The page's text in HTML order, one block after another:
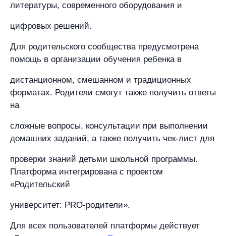
литературы, современного оборудования и
цифровых решений.
Для родительского сообщества предусмотрена
помощь в организации обучения ребенка в
дистанционном, смешанном и традиционных
форматах. Родители смогут также получить ответы
на
сложные вопросы, консультации при выполнении
домашних заданий, а также получить чек-лист для
проверки знаний детьми школьной программы.
Платформа интегрирована с проектом
«Родительский
университет: PRO-родители».
Для всех пользователей платформы действует